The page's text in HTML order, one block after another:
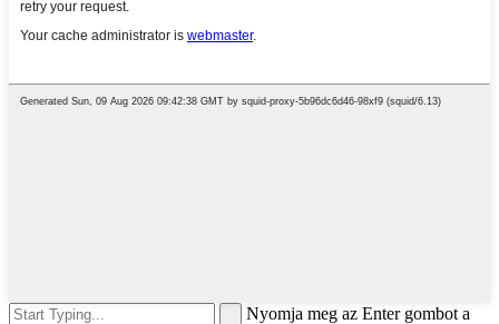
Nyomja meg az Enter gombot a